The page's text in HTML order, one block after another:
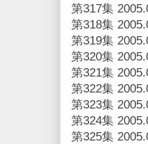
第317集
第318集
第319集
第320集
第321集
第322集
第323集
第324集
第325集